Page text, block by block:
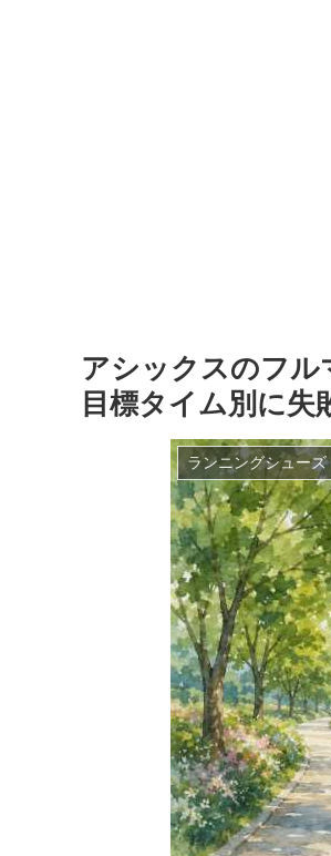
アシックスのフル
目標タイム別に失
ランニングシューズ